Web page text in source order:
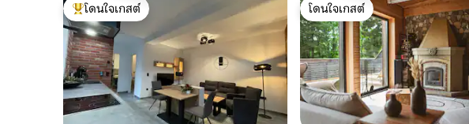
โดนใจเกสต์ที่สุด
โดนใจเกสต์
โดนใจเกสต์
โดนใจเกสต์